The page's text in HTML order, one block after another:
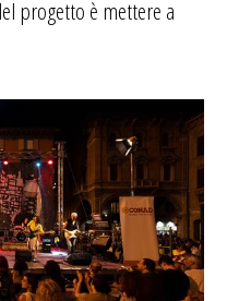
progetto è mettere a